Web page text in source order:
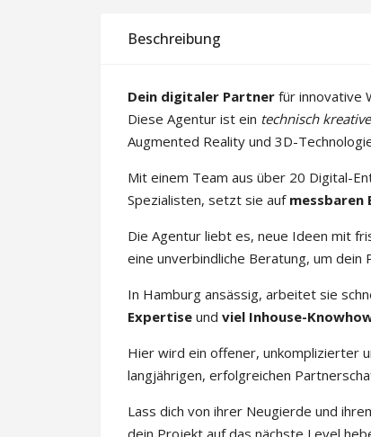
Beschreibung
Dein digitaler Partner für innovative
Diese Agentur ist ein technisch
Augmented Reality und 3D-
Mit einem Team aus über 20 Digital-
Spezialisten, setzt sie auf messbaren
Die Agentur liebt es, neue Ideen mit
eine unverbindliche Beratung, um
In Hamburg ansässig, arbeitet sie
Expertise und viel Inhouse-
Hier wird ein offener, unkomplizierter
langjährigen, erfolgreichen
Lass dich von ihrer Neugierde und
dein Projekt auf das nächste Level